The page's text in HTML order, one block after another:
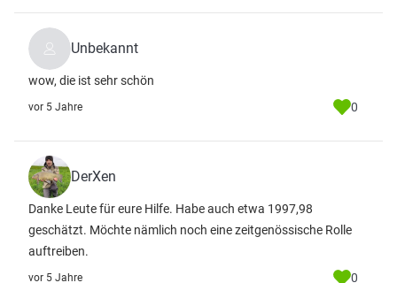
Unbekannt
wow, die ist sehr schön
vor 5 Jahre 0
DerXen
Danke Leute für eure Hilfe. Habe auch etwa 1997,98
geschätzt. Möchte nämlich noch eine zeitgenössische Rolle
auftreiben.
vor 5 Jahre 0